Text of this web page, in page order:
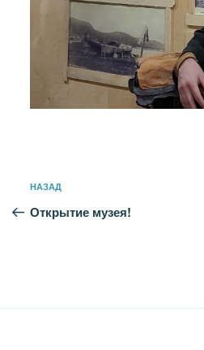
Навигация
по
Предыдущая
запись:
НАЗАД
Открытие музея!